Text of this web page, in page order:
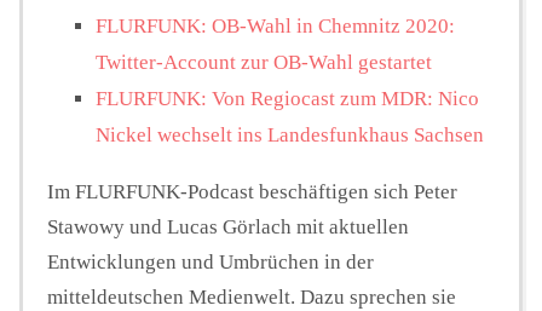
FLURFUNK: OB-Wahl in Chemnitz 2020:
Twitter-Account zur OB-Wahl gestartet
FLURFUNK: Von Regiocast zum MDR: Nico
Nickel wechselt ins Landesfunkhaus Sachsen
Im FLURFUNK-Podcast beschäftigen sich Peter
Stawowy und Lucas Görlach mit aktuellen
Entwicklungen und Umbrüchen in der
mitteldeutschen Medienwelt. Dazu sprechen sie